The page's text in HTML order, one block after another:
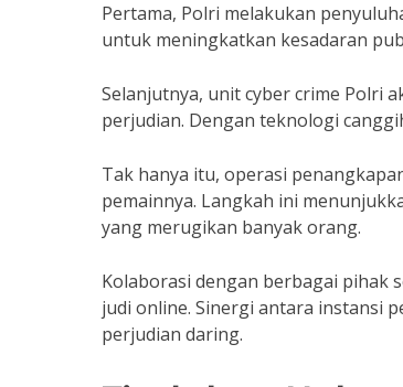
Pertama, Polri melakukan
untuk meningkatkan kesadaran
Selanjutnya, unit cyber crime Polri
perjudian. Dengan teknologi
Tak hanya itu, operasi
pemainnya. Langkah ini
yang merugikan banyak orang.
Kolaborasi dengan berbagai pihak
judi online. Sinergi antara instansi
perjudian daring.